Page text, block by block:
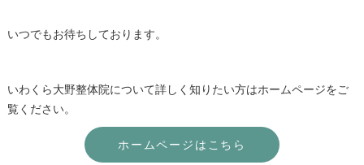
いつでもお待ちしております。
いわくら大野整体院について詳しく知りたい方はホームページをご
覧ください。
ホームページはこちら